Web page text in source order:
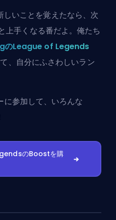
しいことを覚えたなら、次
上手くなる番だよ。俺たち
のLeague of Legends
、自分にふさわしいラン
に参加して、いろんな
のBoostを購